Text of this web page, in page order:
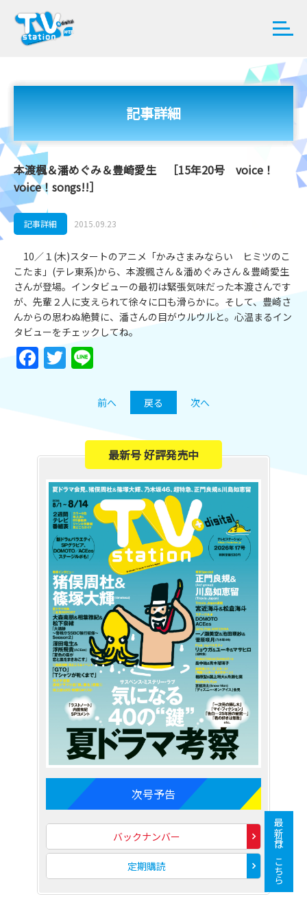
記事詳細
本渡楓＆潘めぐみ＆豊崎愛生 ［15年20号 voice！
voice！songs!!］
記事詳細 2015.09.23
10／１(木)スタートのアニメ「かみさまみならい ヒミツのこ
こたま」(テレ東系)から、本渡楓さん＆潘めぐみさん＆豊崎愛生
さんが登場。インタビューの最初は緊張気味だった本渡さんです
が、先輩２人に支えられて徐々に口も滑らかに。そして、豊崎さ
んからの思わぬ絶賛に、潘さんの目がウルウルと。心温まるイン
タビューをチェックしてね。
Facebook
Twitter
前へ 戻る 次へ
最新号 好評発売中
次号予告
バックナンバー
定期購読 最新号はこちら